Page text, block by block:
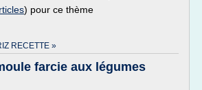
) pour ce thème
RECETTE »
farcie aux légumes